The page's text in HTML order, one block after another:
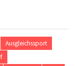
Ausgleichssport